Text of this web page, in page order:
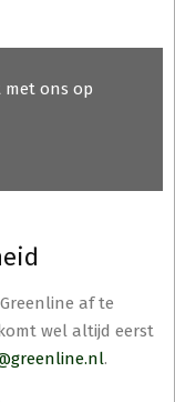
met ons op
af te
wel altijd eerst
.